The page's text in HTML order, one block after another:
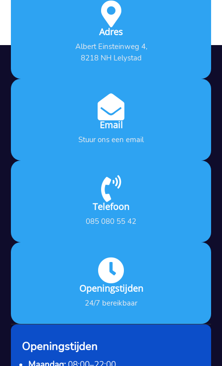

Adres
Albert Einsteinweg 4,
8218 NH Lelystad

Email
Stuur ons een email

Telefoon
085 080 55 42

Openingstijden
24/7 bereikbaar
Openingstijden